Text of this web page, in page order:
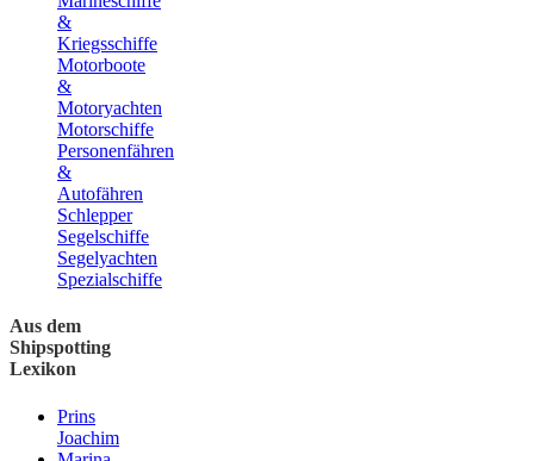
&
Kriegsschiffe
Motorboote
&
Motoryachten
Motorschiffe
Personenfähren
&
Autofähren
Schlepper
Segelschiffe
Segelyachten
Spezialschiffe
Aus dem
Shipspotting
Lexikon
Prins
Joachim